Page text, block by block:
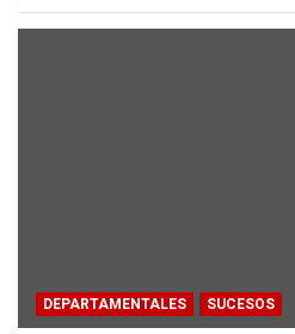
DEPARTAMENTALES SUCESOS